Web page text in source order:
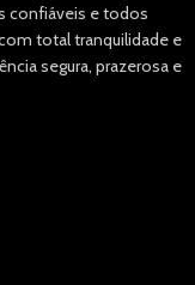
confiáveis e todos
total tranquilidade e
segura, prazerosa e